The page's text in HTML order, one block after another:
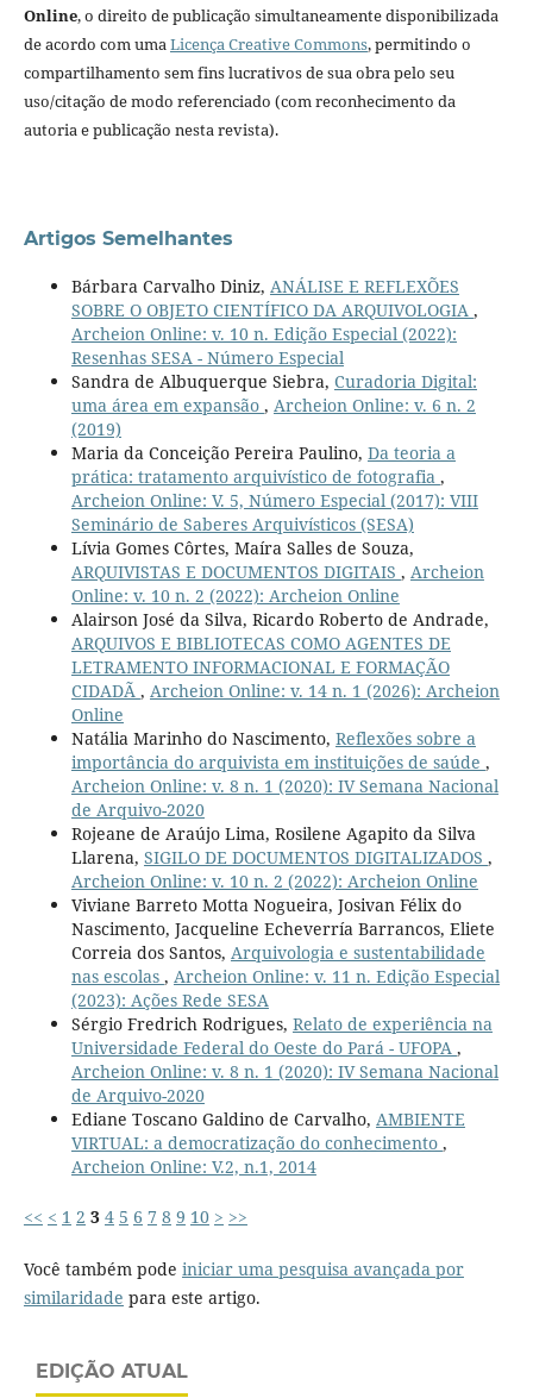
Online, o direito de publicação simultaneamente disponibilizada
de acordo com umaLicença Creative Commons, permitindo o
compartilhamento sem fins lucrativos de sua obra pelo seu
uso/citação de modo referenciado (com reconhecimento da
autoria e publicação nesta revista).
Artigos Semelhantes
Bárbara Carvalho Diniz, ANÁLISE E REFLEXÕES
SOBRE O OBJETO CIENTÍFICO DA ARQUIVOLOGIA ,
Archeion Online: v. 10 n. Edição Especial (2022):
Resenhas SESA - Número Especial
Sandra de Albuquerque Siebra, Curadoria Digital:
uma área em expansão , Archeion Online: v. 6 n. 2
(2019)
Maria da Conceição Pereira Paulino, Da teoria a
prática: tratamento arquivístico de fotografia ,
Archeion Online: V. 5, Número Especial (2017): VIII
Seminário de Saberes Arquivísticos (SESA)
Lívia Gomes Côrtes, Maíra Salles de Souza,
ARQUIVISTAS E DOCUMENTOS DIGITAIS , Archeion
Online: v. 10 n. 2 (2022): Archeion Online
Alairson José da Silva, Ricardo Roberto de Andrade,
ARQUIVOS E BIBLIOTECAS COMO AGENTES DE
LETRAMENTO INFORMACIONAL E FORMAÇÃO
CIDADÃ , Archeion Online: v. 14 n. 1 (2026): Archeion
Online
Natália Marinho do Nascimento, Reflexões sobre a
importância do arquivista em instituições de saúde ,
Archeion Online: v. 8 n. 1 (2020): IV Semana Nacional
de Arquivo-2020
Rojeane de Araújo Lima, Rosilene Agapito da Silva
Llarena, SIGILO DE DOCUMENTOS DIGITALIZADOS ,
Archeion Online: v. 10 n. 2 (2022): Archeion Online
Viviane Barreto Motta Nogueira, Josivan Félix do
Nascimento, Jacqueline Echeverría Barrancos, Eliete
Correia dos Santos, Arquivologia e sustentabilidade
nas escolas , Archeion Online: v. 11 n. Edição Especial
(2023): Ações Rede SESA
Sérgio Fredrich Rodrigues, Relato de experiência na
Universidade Federal do Oeste do Pará - UFOPA ,
Archeion Online: v. 8 n. 1 (2020): IV Semana Nacional
de Arquivo-2020
Ediane Toscano Galdino de Carvalho, AMBIENTE
VIRTUAL: a democratização do conhecimento ,
Archeion Online: V.2, n.1, 2014
<< < 1 2 3 4 5 6 7 8 9 10 > >>
Você também pode iniciar uma pesquisa avançada por
similaridade para este artigo.
EDIÇÃO ATUAL